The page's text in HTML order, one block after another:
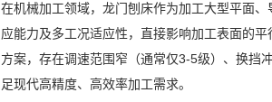
在机械加工领域，龙门刨床作为加工大型平面
应能力及多工况适应性，直接影响加工表面的
方案，存在调速范围窄（通常仅3-5级）、换挡
足现代高精度、高效率加工需求。